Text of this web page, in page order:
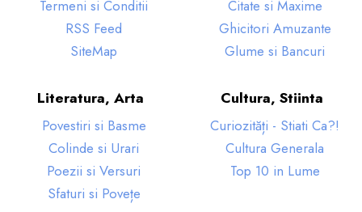
Termeni si Conditii
RSS Feed
SiteMap
Citate si Maxime
Ghicitori Amuzante
Glume si Bancuri
Literatura, Arta
Povestiri si Basme
Colinde si Urari
Poezii si Versuri
Sfaturi si Povețe
Cultura, Stiinta
Curiozități - Stiati Ca?!
Cultura Generala
Top 10 in Lume